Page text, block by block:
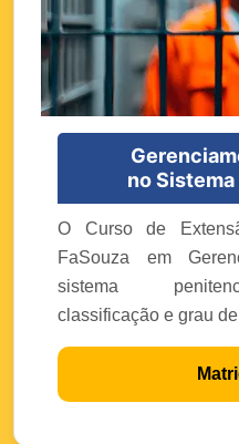
no
O Curso de
FaSouza em
sistema
classificação e grau